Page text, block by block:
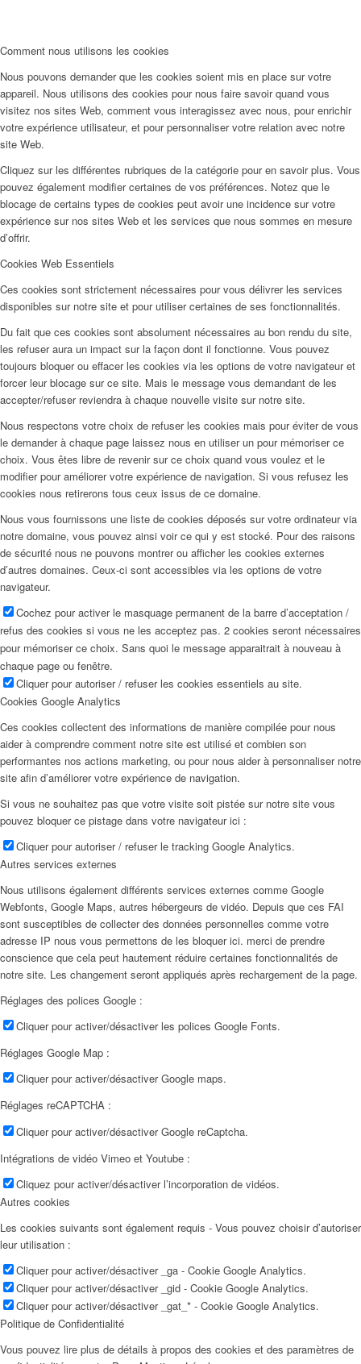
Comment nous utilisons les cookies
Nous pouvons demander que les cookies soient mis en place sur votre
appareil. Nous utilisons des cookies pour nous faire savoir quand vous
visitez nos sites Web, comment vous interagissez avec nous, pour enrichir
votre expérience utilisateur, et pour personnaliser votre relation avec notre
site Web.
Cliquez sur les différentes rubriques de la catégorie pour en savoir plus. Vous
pouvez également modifier certaines de vos préférences. Notez que le
blocage de certains types de cookies peut avoir une incidence sur votre
expérience sur nos sites Web et les services que nous sommes en mesure
d’offrir.
Cookies Web Essentiels
Ces cookies sont strictement nécessaires pour vous délivrer les services
disponibles sur notre site et pour utiliser certaines de ses fonctionnalités.
Du fait que ces cookies sont absolument nécessaires au bon rendu du site,
les refuser aura un impact sur la façon dont il fonctionne. Vous pouvez
toujours bloquer ou effacer les cookies via les options de votre navigateur et
forcer leur blocage sur ce site. Mais le message vous demandant de les
accepter/refuser reviendra à chaque nouvelle visite sur notre site.
Nous respectons votre choix de refuser les cookies mais pour éviter de vous
le demander à chaque page laissez nous en utiliser un pour mémoriser ce
choix. Vous êtes libre de revenir sur ce choix quand vous voulez et le
modifier pour améliorer votre expérience de navigation. Si vous refusez les
cookies nous retirerons tous ceux issus de ce domaine.
Nous vous fournissons une liste de cookies déposés sur votre ordinateur via
notre domaine, vous pouvez ainsi voir ce qui y est stocké. Pour des raisons
de sécurité nous ne pouvons montrer ou afficher les cookies externes
d’autres domaines. Ceux-ci sont accessibles via les options de votre
navigateur.
Cochez pour activer le masquage permanent de la barre d’acceptation /
refus des cookies si vous ne les acceptez pas. 2 cookies seront nécessaires
pour mémoriser ce choix. Sans quoi le message apparaitrait à nouveau à
chaque page ou fenêtre.
Cliquer pour autoriser / refuser les cookies essentiels au site.
Cookies Google Analytics
Ces cookies collectent des informations de manière compilée pour nous
aider à comprendre comment notre site est utilisé et combien son
performantes nos actions marketing, ou pour nous aider à personnaliser notre
site afin d’améliorer votre expérience de navigation.
Si vous ne souhaitez pas que votre visite soit pistée sur notre site vous
pouvez bloquer ce pistage dans votre navigateur ici :
Cliquer pour autoriser / refuser le tracking Google Analytics.
Autres services externes
Nous utilisons également différents services externes comme Google
Webfonts, Google Maps, autres hébergeurs de vidéo. Depuis que ces FAI
sont susceptibles de collecter des données personnelles comme votre
adresse IP nous vous permettons de les bloquer ici. merci de prendre
conscience que cela peut hautement réduire certaines fonctionnalités de
notre site. Les changement seront appliqués après rechargement de la page.
Réglages des polices Google :
Cliquer pour activer/désactiver les polices Google Fonts.
Réglages Google Map :
Cliquer pour activer/désactiver Google maps.
Réglages reCAPTCHA :
Cliquer pour activer/désactiver Google reCaptcha.
Intégrations de vidéo Vimeo et Youtube :
Cliquez pour activer/désactiver l’incorporation de vidéos.
Autres cookies
Les cookies suivants sont également requis - Vous pouvez choisir d’autoriser
leur utilisation :
Cliquer pour activer/désactiver _ga - Cookie Google Analytics.
Cliquer pour activer/désactiver _gid - Cookie Google Analytics.
Cliquer pour activer/désactiver _gat_* - Cookie Google Analytics.
Politique de Confidentialité
Vous pouvez lire plus de détails à propos des cookies et des paramètres de